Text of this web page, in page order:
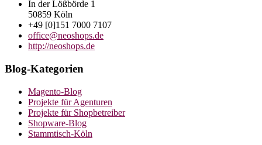
In der Lößbörde 1
50859 Köln
+49 [0]151 7000 7107
office@neoshops.de
http://neoshops.de
Blog-Kategorien
Magento-Blog
Projekte für Agenturen
Projekte für Shopbetreiber
Shopware-Blog
Stammtisch-Köln